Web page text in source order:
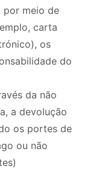
por meio de
carta
os
do
da não
a devolução
os portes de
ou não